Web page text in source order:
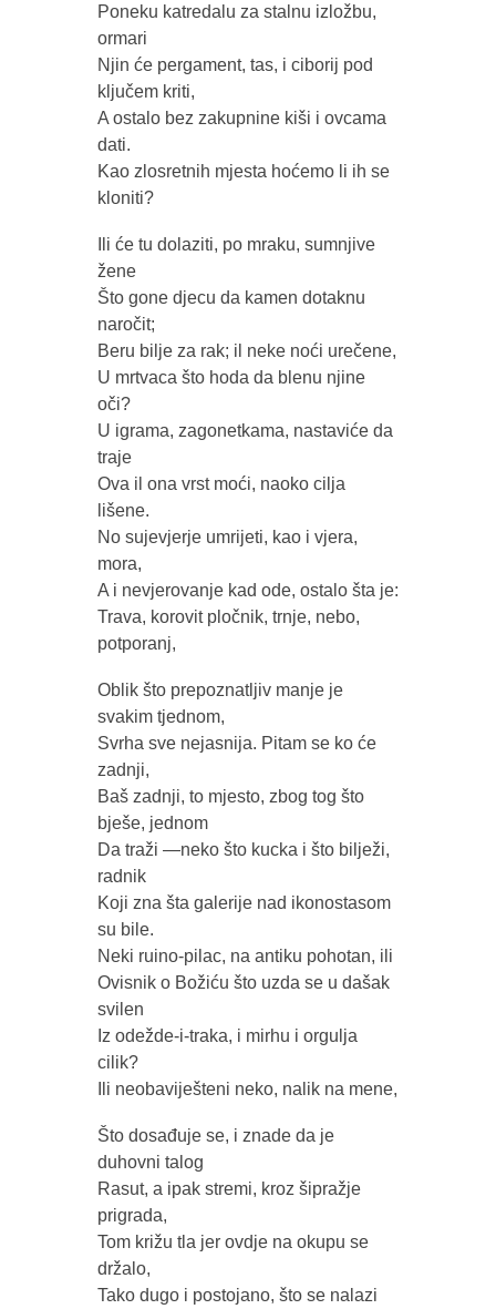
Poneku katredalu za stalnu izložbu,
ormari
Njin će pergament, tas, i ciborij pod
ključem kriti,
A ostalo bez zakupnine kiši i ovcama
dati.
Kao zlosretnih mjesta hoćemo li ih se
kloniti?
Ili će tu dolaziti, po mraku, sumnjive
žene
Što gone djecu da kamen dotaknu
naročit;
Beru bilje za rak; il neke noći urečene,
U mrtvaca što hoda da blenu njine
oči?
U igrama, zagonetkama, nastaviće da
traje
Ova il ona vrst moći, naoko cilja
lišene.
No sujevjerje umrijeti, kao i vjera,
mora,
A i nevjerovanje kad ode, ostalo šta je:
Trava, korovit pločnik, trnje, nebo,
potporanj,
Oblik što prepoznatljiv manje je
svakim tjednom,
Svrha sve nejasnija. Pitam se ko će
zadnji,
Baš zadnji, to mjesto, zbog tog što
bješe, jednom
Da traži —neko što kucka i što bilježi,
radnik
Koji zna šta galerije nad ikonostasom
su bile.
Neki ruino-pilac, na antiku pohotan, ili
Ovisnik o Božiću što uzda se u dašak
svilen
Iz odežde-i-traka, i mirhu i orgulja
cilik?
Ili neobaviješteni neko, nalik na mene,
Što dosađuje se, i znade da je
duhovni talog
Rasut, a ipak stremi, kroz šipražje
prigrada,
Tom križu tla jer ovdje na okupu se
držalo,
Tako dugo i postojano, što se nalazi